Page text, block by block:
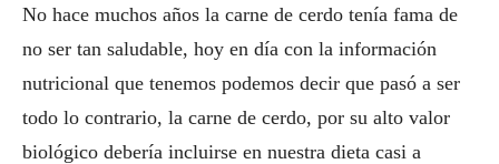
No hace muchos años la carne de cerdo tenía fama de
no ser tan saludable, hoy en día con la información
nutricional que tenemos podemos decir que pasó a ser
todo lo contrario, la carne de cerdo, por su alto valor
biológico debería incluirse en nuestra dieta casi a